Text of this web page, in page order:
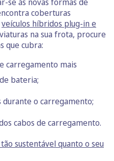
coberturas
veículos híbridos plug-in e
na sua frota, procure
que cubra:
carregamento mais
bateria;
durante o carregamento;
cabos de carregamento.
sustentável quanto o seu